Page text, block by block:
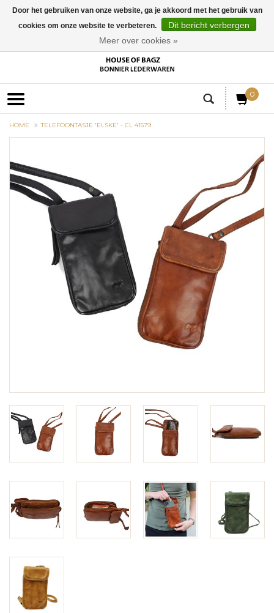
0
HOME TELEFOONTASJE 'ELSKE' - CL 41579
Door het gebruiken van onze website, ga je akkoord met het gebruik van
cookies om onze website te verbeteren.
Dit bericht verbergen
Meer over cookies »